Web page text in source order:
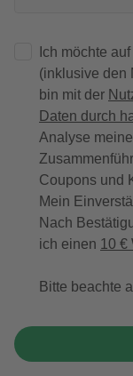
Ich möchte
(inklusive den
bin mit der
Daten durch
Analyse
Coupons und
Mein
Nach
ich einen 10 €
Bitte beachte